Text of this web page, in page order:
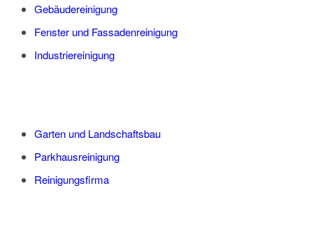
Gebäudereinigung
Fenster und Fassadenreinigung
Industriereinigung
Garten und Landschaftsbau
Parkhausreinigung
Reinigungsfirma